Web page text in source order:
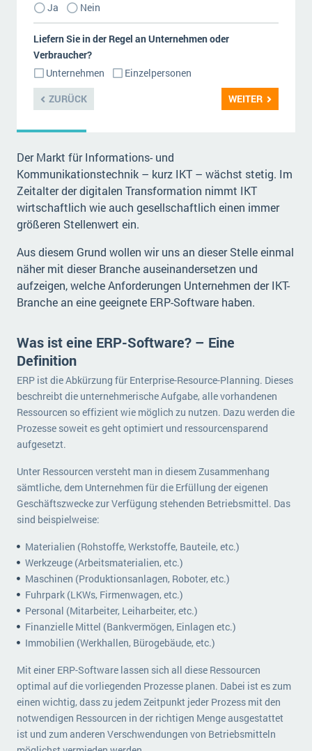
ZURÜCK WEITER
Ja Nein
Unternehmen Einzelpersonen
Liefern Sie in der Regel an Unternehmen oder
Verbraucher?
Der Markt für Informations- und
Kommunikationstechnik – kurz IKT – wächst stetig. Im
Zeitalter der digitalen Transformation nimmt IKT
wirtschaftlich wie auch gesellschaftlich einen immer
größeren Stellenwert ein.
Aus diesem Grund wollen wir uns an dieser Stelle einmal
näher mit dieser Branche auseinandersetzen und
aufzeigen, welche Anforderungen Unternehmen der IKT-
Branche an eine geeignete ERP-Software haben.
Was ist eine ERP-Software? – Eine
Definition
ERP ist die Abkürzung für Enterprise-Resource-Planning. Dieses
beschreibt die unternehmerische Aufgabe, alle vorhandenen
Ressourcen so effizient wie möglich zu nutzen. Dazu werden die
Prozesse soweit es geht optimiert und ressourcensparend
aufgesetzt.
Unter Ressourcen versteht man in diesem Zusammenhang
sämtliche, dem Unternehmen für die Erfüllung der eigenen
Geschäftszwecke zur Verfügung stehenden Betriebsmittel. Das
sind beispielweise:
Materialien (Rohstoffe, Werkstoffe, Bauteile, etc.)
Werkzeuge (Arbeitsmaterialien, etc.)
Maschinen (Produktionsanlagen, Roboter, etc.)
Fuhrpark (LKWs, Firmenwagen, etc.)
Personal (Mitarbeiter, Leiharbeiter, etc.)
Finanzielle Mittel (Bankvermögen, Einlagen etc.)
Immobilien (Werkhallen, Bürogebäude, etc.)
Mit einer ERP-Software lassen sich all diese Ressourcen
optimal auf die vorliegenden Prozesse planen. Dabei ist es zum
einen wichtig, dass zu jedem Zeitpunkt jeder Prozess mit den
notwendigen Ressourcen in der richtigen Menge ausgestattet
ist und zum anderen Verschwendungen von Betriebsmitteln